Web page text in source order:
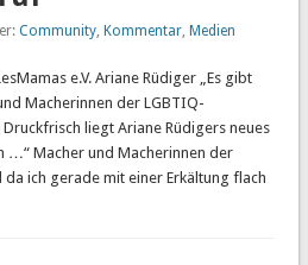
Community, Kommentar, Medien
e.V. Ariane Rüdiger „Es gibt
Macherinnen der LGBTIQ-
liegt Ariane Rüdigers neues
…“ Macher und Macherinnen der
ich gerade mit einer Erkältung flach